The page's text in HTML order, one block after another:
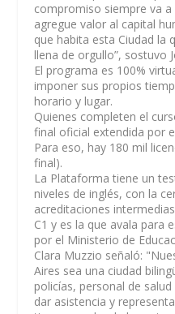
compromiso siempre va
agregue valor al capital
que habita esta Ciudad la
llena de orgullo”, sostuvo
El programa es 100%
imponer sus propios
horario y lugar.
Quienes completen el
final oficial extendida por
Para eso, hay 180 mil
final).
La Plataforma tiene un
niveles de inglés, con la
acreditaciones
C1 y es la que avala para
por el Ministerio de
Clara Muzzio señaló:
Aires sea una ciudad
policías, personal de
dar asistencia y